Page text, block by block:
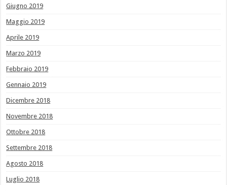
Giugno 2019
Maggio 2019
Aprile 2019
Marzo 2019
Febbraio 2019
Gennaio 2019
Dicembre 2018
Novembre 2018
Ottobre 2018
Settembre 2018
Agosto 2018
Luglio 2018